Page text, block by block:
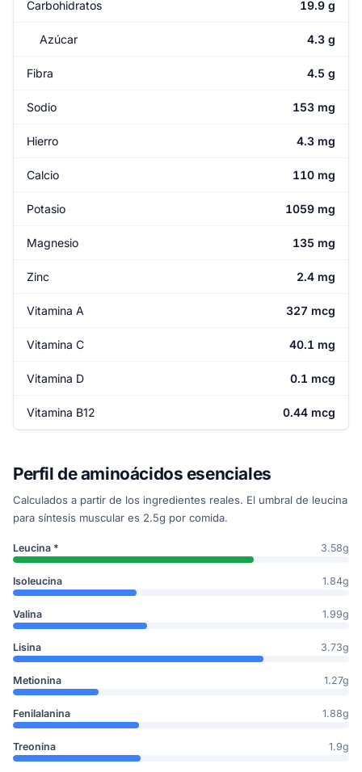
Carbohidratos 19.9 g
Azúcar 4.3 g
Fibra 4.5 g
Sodio 153 mg
Hierro 4.3 mg
Calcio 110 mg
Potasio 1059 mg
Magnesio 135 mg
Zinc 2.4 mg
Vitamina A 327 mcg
Vitamina C 40.1 mg
Vitamina D 0.1 mcg
Vitamina B12 0.44 mcg
Perfil de aminoácidos esenciales
Calculados a partir de los ingredientes reales. El umbral de leucina
para síntesis muscular es 2.5g por comida.
Leucina * 3.58g
Isoleucina 1.84g
Valina 1.99g
Lisina 3.73g
Metionina 1.27g
Fenilalanina 1.88g
Treonina 1.9g